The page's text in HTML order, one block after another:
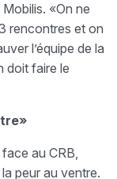
«On ne
rencontres et on
l’équipe de la
doit faire le
au CRB,
peur au ventre.